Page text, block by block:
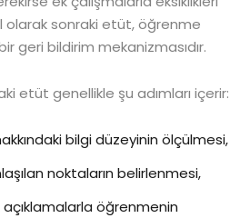
olarak sonraki etüt, öğrenme
geri bildirim mekanizmasıdır.
etüt genellikle şu adımları içerir:
bilgi düzeyinin ölçülmesi,
noktaların belirlenmesi,
öğrenmenin